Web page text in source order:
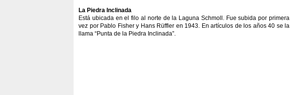
La Piedra Inclinada
Está ubicada en el filo al norte de la Laguna Schmoll. Fue subida por primera
vez por Pablo Fisher y Hans Rüffler en 1943. En artículos de los años 40 se la
llama “Punta de la Piedra Inclinada”.